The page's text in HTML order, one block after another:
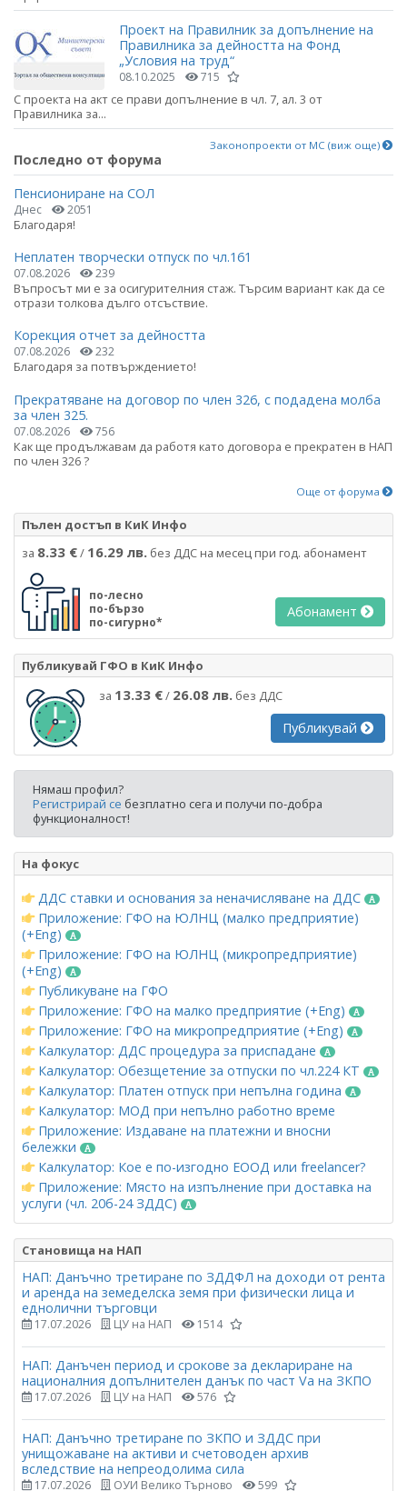
Проект на Правилник за допълнение на
Правилника за дейността на Фонд
„Условия на труд“
08.10.2025 715
С проекта на акт се прави допълнение в чл. 7, ал. 3 от
Правилника за...
Законопроекти от МС (виж още)
Последно от форума
Пенсиониране на СОЛ
Днес 2051
Благодаря!
Неплатен творчески отпуск по чл.161
07.08.2026 239
Въпросът ми е за осигурителния стаж. Търсим вариант как да се
отрази толкова дълго отсъствие.
Корекция отчет за дейността
07.08.2026 232
Благодаря за потвърждението!
Прекратяване на договор по член 326, с подадена молба
за член 325.
07.08.2026 756
Как ще продължавам да работя като договора е прекратен в НАП
по член 326 ?
Още от форума
Пълен достъп в КиК Инфо
за 8.33 €/ 16.29 лв. без ДДС на месец при год. абонамент
по-лесно
по-бързо
по-сигурно*
Абонамент
Публикувай ГФО в КиК Инфо
за 13.33 €/ 26.08 лв. без ДДС
Публикувай
Нямаш профил?
Регистрирай се безплатно сега и получи по-добра
функционалност!
На фокус
ДДС ставки и основания за неначисляване на ДДС
Приложение: ГФО на ЮЛНЦ (малко предприятие)
(+Eng)
Приложение: ГФО на ЮЛНЦ (микропредприятие)
(+Eng)
Публикуване на ГФО
Приложение: ГФО на малко предприятие (+Eng)
Приложение: ГФО на микропредприятие (+Eng)
Калкулатор: ДДС процедура за приспадане
Калкулатор: Обезщетение за отпуски по чл.224 КТ
Калкулатор: Платен отпуск при непълна година
Калкулатор: МОД при непълно работно време
Приложение: Издаване на платежни и вносни
бележки
Калкулатор: Кое е по-изгодно ЕООД или freelancer?
Приложение: Място на изпълнение при доставка на
услуги (чл. 20б-24 ЗДДС)
Становища на НАП
НАП: Данъчно третиране по ЗДДФЛ на доходи от рента
и аренда на земеделска земя при физически лица и
еднолични търговци
17.07.2026 ЦУ на НАП 1514
НАП: Данъчен период и срокове за деклариране на
националния допълнителен данък по част Vа на ЗКПО
17.07.2026 ЦУ на НАП 576
НАП: Данъчно третиране по ЗКПО и ЗДДС при
унищожаване на активи и счетоводен архив
вследствие на непреодолима сила
17.07.2026 ОУИ Велико Търново 599